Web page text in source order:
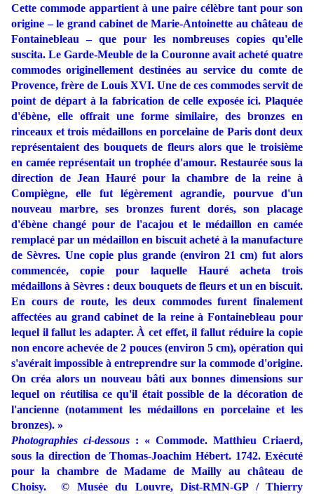
Cette commode appartient à une paire célèbre tant pour son
origine – le grand cabinet de Marie-Antoinette au château de
Fontainebleau – que pour les nombreuses copies qu'elle
suscita. Le Garde-Meuble de la Couronne avait acheté quatre
commodes originellement destinées au service du comte de
Provence, frère de Louis XVI. Une de ces commodes servit de
point de départ à la fabrication de celle exposée ici. Plaquée
d'ébène, elle offrait une forme similaire, des bronzes en
rinceaux et trois médaillons en porcelaine de Paris dont deux
représentaient des bouquets de fleurs alors que le troisième
en camée représentait un trophée d'amour. Restaurée sous la
direction de Jean Hauré pour la chambre de la reine à
Compiègne, elle fut légèrement agrandie, pourvue d'un
nouveau marbre, ses bronzes furent dorés, son placage
d'ébène changé pour de l'acajou et le médaillon en camée
remplacé par un médaillon en biscuit acheté à la manufacture
de Sèvres. Une copie plus grande (environ 21 cm) fut alors
commencée, copie pour laquelle Hauré acheta trois
médaillons à Sèvres : deux bouquets de fleurs et un en biscuit.
En cours de route, les deux commodes furent finalement
affectées au grand cabinet de la reine à Fontainebleau pour
lequel il fallut les adapter. À cet effet, il fallut réduire la copie
non encore achevée de 2 pouces (environ 5 cm), opération qui
s'avérait impossible à entreprendre sur la commode d'origine.
On créa alors un nouveau bâti aux bonnes dimensions sur
lequel on réutilisa ce qu'il était possible de la décoration de
l'ancienne (notamment les médaillons en porcelaine et les
bronzes). »
Photographies ci-dessous : « Commode. Matthieu Criaerd,
sous la direction de Thomas-Joachim Hébert. 1742. Exécuté
pour la chambre de Madame de Mailly au château de
Choisy. © Musée du Louvre, Dist-RMN-GP / Thierry